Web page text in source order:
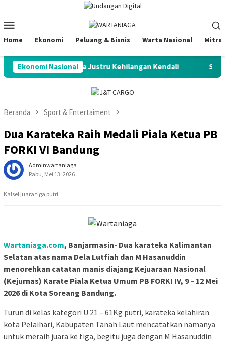
konten
Mobile
Home Ekonomi Peluang & Bisnis Warta Nasional Mitra
Ekonomi Nasional
Melimpah, Negara Justru Kehilangan Kendali S&P
Beranda Sport & Entertaiment
Dua Karateka Raih Medali Piala Ketua PB
FORKI VI Bandung
Adminwartaniaga
Rabu, Mei 13, 2026
Kalsel juara tiga putri
Wartaniaga.com, Banjarmasin- Dua karateka Kalimantan
Selatan atas nama Dela Lutfiah dan M Hasanuddin
menorehkan catatan manis diajang Kejuaraan Nasional
(Kejurnas) Karate Piala Ketua Umum PB FORKI IV, 9 – 12 Mei
2026 di Kota Soreang Bandung.
Turun di kelas kategori U 21 – 61Kg putri, karateka kelahiran
kota Pelaihari, Kabupaten Tanah Laut mencatatkan namanya
untuk meraih juara ke tiga, begitu juga dengan M Hasanuddin